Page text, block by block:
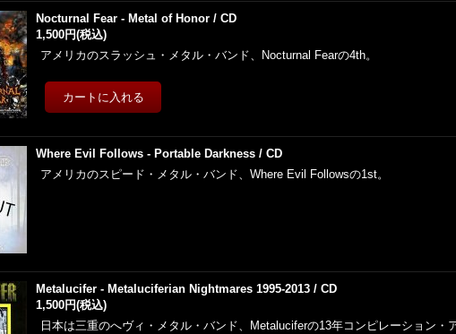
Nocturnal Fear - Metal of Honor / CD
1,500円(税込)
アメリカのスラッシュ・メタル・バンド、Nocturnal Fearの4th。
Where Evil Follows - Portable Darkness / CD
アメリカのスピード・メタル・バンド、Where Evil Followsの1st。
Metalucifer - Metaluciferian Nightmares 1995-2013 / CD
1,500円(税込)
日本は三重のへヴィ・メタル・バンド、Metaluciferの13年コンピレーション・